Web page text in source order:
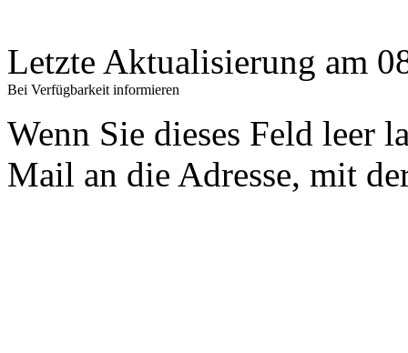
Letzte Aktualisierung am
Bei Verfügbarkeit informieren
Wenn Sie dieses Feld leer
Mail an die Adresse, mit